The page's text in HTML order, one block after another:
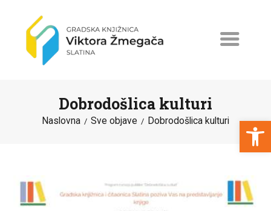
Open toolbar
Dobrodošlica kulturi
Naslovna Sve objave Dobrodošlica kulturi
ERASMUS+